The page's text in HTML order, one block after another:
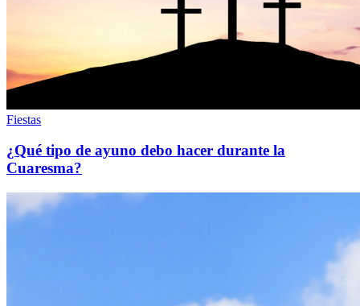
Fiestas
¿Qué tipo de ayuno debo hacer durante la
Cuaresma?